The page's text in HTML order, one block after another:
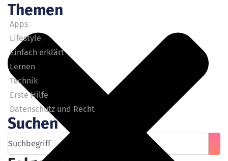
Themen
Apps
Lifestyle
Einfach erklärt
Lernen
Technik
Erste Hilfe
Datenschutz und Recht
Suchen